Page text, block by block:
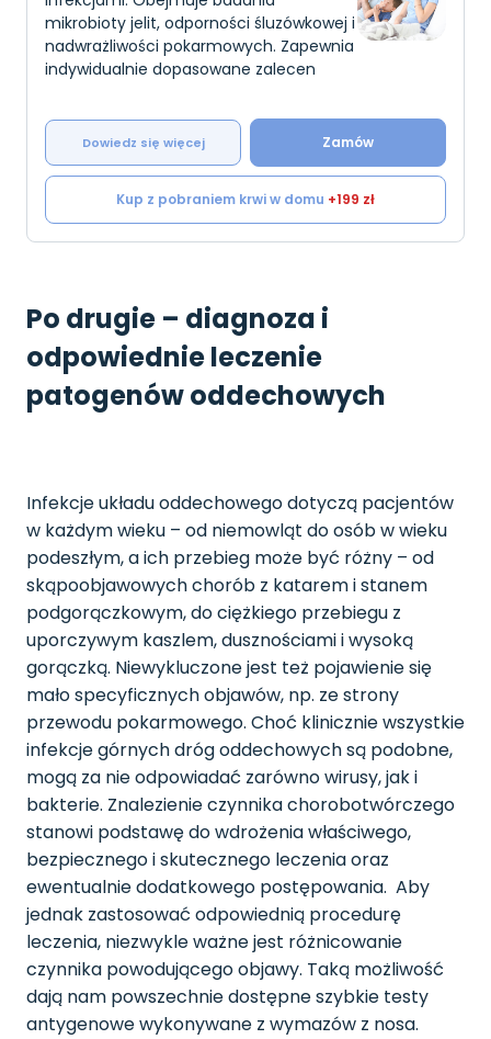
mikrobioty jelit, odporności śluzówkowej i
nadwrażliwości pokarmowych. Zapewnia
indywidualnie dopasowane zalecen
Dowiedz się więcej Zamów
Kup z pobraniem krwi w domu +199 zł
Po drugie – diagnoza i
odpowiednie leczenie
patogenów oddechowych
Infekcje układu oddechowego dotyczą pacjentów
w każdym wieku – od niemowląt do osób w wieku
podeszłym, a ich przebieg może być różny – od
skąpoobjawowych chorób z katarem i stanem
podgorączkowym, do ciężkiego przebiegu z
uporczywym kaszlem, dusznościami i wysoką
gorączką. Niewykluczone jest też pojawienie się
mało specyficznych objawów, np. ze strony
przewodu pokarmowego. Choć klinicznie wszystkie
infekcje górnych dróg oddechowych są podobne,
mogą za nie odpowiadać zarówno wirusy, jak i
bakterie. Znalezienie czynnika chorobotwórczego
stanowi podstawę do wdrożenia właściwego,
bezpiecznego i skutecznego leczenia oraz
ewentualnie dodatkowego postępowania. Aby
jednak zastosować odpowiednią procedurę
leczenia, niezwykle ważne jest różnicowanie
czynnika powodującego objawy. Taką możliwość
dają nam powszechnie dostępne szybkie testy
antygenowe wykonywane z wymazów z nosa.